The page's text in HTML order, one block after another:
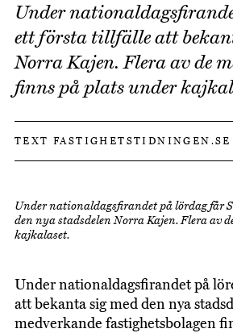
Under
ett första tillfälle att
Norra Kajen. Flera av de
finns på plats under
TEXT FASTIGHETSTIDNINGEN.SE
Under nationaldagsfirandet på lördag får
den nya stadsdelen Norra Kajen. Flera av
kajkalaset.
Under nationaldagsfirandet på
att bekanta sig med den nya
medverkande fastighetsbolagen